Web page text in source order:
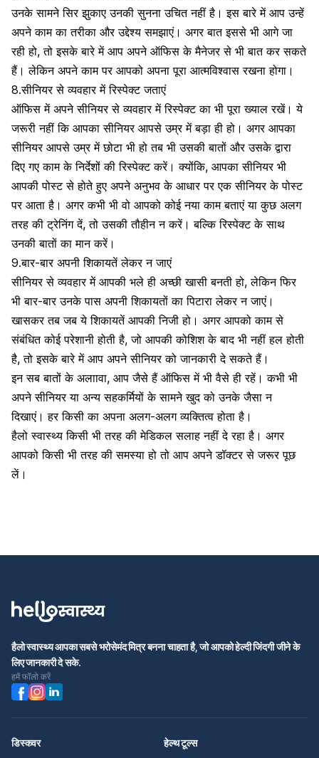
उनके सामने सिर झुकाए उनकी सुनना उचित नहीं है। इस बारे में आप उन्हें
अपने काम का तरीका और उद्देश्य समझाएं। अगर बात इससे भी आगे जा
रही हो, तो इसके बारे में आप अपने ऑफिस के मैनेजर से भी बात कर सकते
हैं। लेकिन अपने काम पर आपको अपना पूरा आत्मविश्वास रखना होगा।
8.सीनियर से व्यवहार में रिस्पेक्ट जताएं
ऑफिस में अपने सीनियर से व्यवहार में रिस्पेक्ट का भी पूरा ख्याल रखें। ये
जरूरी नहीं कि आपका सीनियर आपसे उम्र में बड़ा ही हो। अगर आपका
सीनियर आपसे उम्र में छोटा भी हो तब भी उसकी बातों और उसके द्वारा
दिए गए काम के निर्देशों की रिस्पेक्ट करें। क्योंकि, आपका सीनियर भी
आपकी पोस्ट से होते हुए अपने अनुभव के आधार पर एक सीनियर के पोस्ट
पर आता है। अगर कभी भी वो आपको कोई नया काम बताएं या कुछ अलग
तरह की ट्रेनिंग दें, तो उसकी तौहीन न करें। बल्कि रिस्पेक्ट के साथ
उनकी बातों का मान करें।
9.बार-बार अपनी शिकायतें लेकर न जाएं
सीनियर से व्यवहार में आपकी भले ही अच्छी खासी बनती हो, लेकिन फिर
भी बार-बार उनके पास अपनी शिकायतों का पिटारा लेकर न जाएं।
खासकर तब जब ये शिकायतें आपकी निजी हो। अगर आपको काम से
संबंधित कोई परेशानी होती है, जो आपकी कोशिश के बाद भी नहीं हल होती
है, तो इसके बारे में आप अपने सीनियर को जानकारी दे सकते हैं।
इन सब बातों के अलाावा, आप जैसे हैं ऑफिस में भी वैसे ही रहें। कभी भी
अपने सीनियर या अन्य सहकर्मियों के सामने खुद को उनके जैसा न
दिखाएं। हर किसी का अपना अलग-अलग व्यक्तित्व होता है।
हैलो स्वास्थ्यकिसी भी तरह की मेडिकल सलाह नहीं दे रहा है। अगर
आपको किसी भी तरह की समस्या हो तो आप अपने डॉक्टर से जरूर पूछ
लें।
हैलो स्वास्थ्य आपका सबसे भरोसेमंद मित्र बनना चाहता है, जो आपको हेल्दी जिंदगी जीने के
लिए जानकारी दे सके.
हमें फॉलो करें
डिस्कवर हेल्थ टूल्स